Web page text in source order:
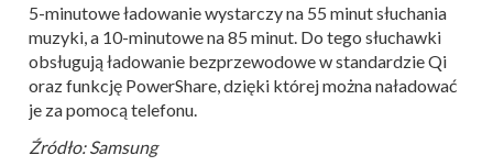
5-minutowe ładowanie wystarczy na 55 minut słuchania
muzyki, a 10-minutowe na 85 minut. Do tego słuchawki
obsługują ładowanie bezprzewodowe w standardzie Qi
oraz funkcję PowerShare, dzięki której można naładować
je za pomocą telefonu.
Źródło: Samsung